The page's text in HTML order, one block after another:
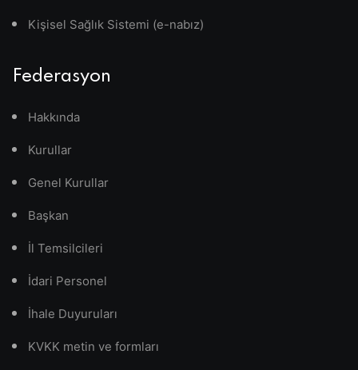
Kişisel Sağlık Sistemi (e-nabız)
Federasyon
Hakkında
Kurullar
Genel Kurullar
Başkan
İl Temsilcileri
İdari Personel
İhale Duyuruları
KVKK metin ve formları